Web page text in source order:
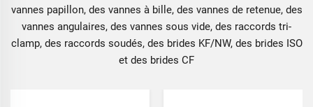
vannes papillon, des vannes à bille, des vannes de retenue, des
vannes angulaires, des vannes sous vide, des raccords tri-
clamp, des raccords soudés, des brides KF/NW, des brides ISO
et des brides CF